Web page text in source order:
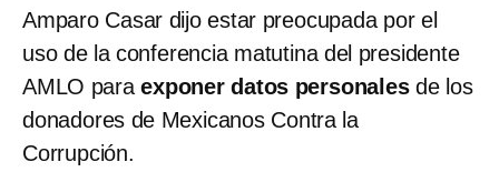
Amparo Casar dijo estar preocupada por el
uso de la conferencia matutina del presidente
AMLO paraexponer datos personalesde los
donadores de Mexicanos Contra la
Corrupción.